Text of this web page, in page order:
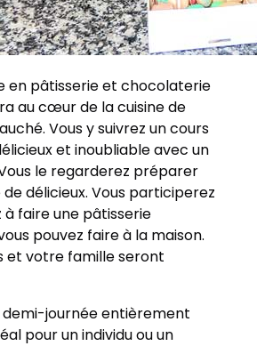
en pâtisserie et chocolaterie
au cœur de la cuisine de
Vous y suivrez un cours
et inoubliable avec un
le regarderez préparer
délicieux. Vous participerez
faire une pâtisserie
pouvez faire à la maison.
et votre famille seront
demi-journée entièrement
pour un individu ou un